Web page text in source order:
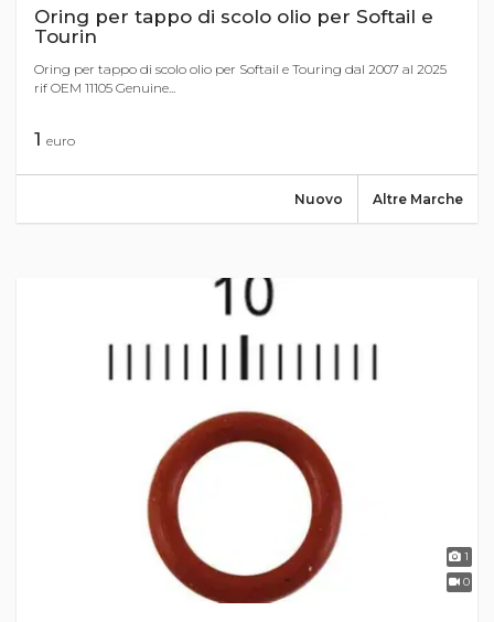
Oring per tappo di scolo olio per Softail e
Tourin
Oring per tappo di scolo olio per Softail e Touring dal 2007 al 2025
rif OEM 11105 Genuine...
1 euro
Altre Marche
Nuovo
1
0